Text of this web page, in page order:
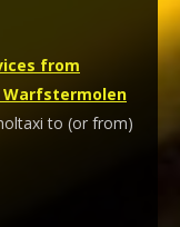
from
Warfstermolen
to (or from)